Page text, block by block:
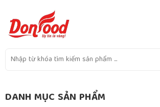
DANH MỤC SẢN PHẨM